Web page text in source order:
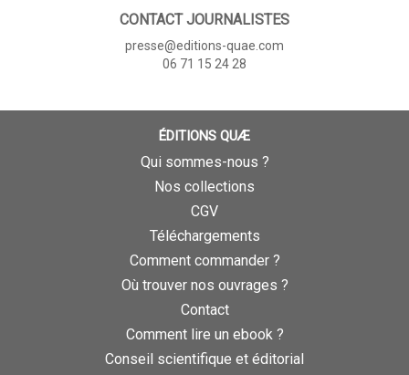
CONTACT JOURNALISTES
presse@editions-quae.com
06 71 15 24 28
ÉDITIONS QUÆ
Qui sommes-nous ?
Nos collections
CGV
Téléchargements
Comment commander ?
Où trouver nos ouvrages ?
Contact
Comment lire un ebook ?
Conseil scientifique et éditorial